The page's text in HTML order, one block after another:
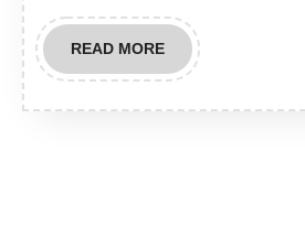
READ MOREREAD
MORE